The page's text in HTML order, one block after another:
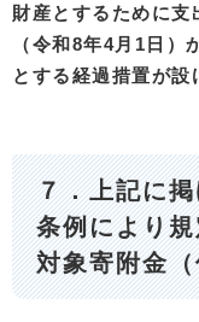
財産とするために支
（令和8年4月1日）
とする経過措置が設
７．上記に
条例により
対象寄附金